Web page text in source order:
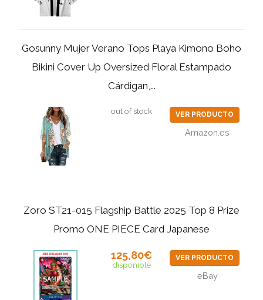
Gosunny Mujer Verano Tops Playa Kimono Boho
Bikini Cover Up Oversized Floral Estampado
Cárdigan,...
out of stock VER PRODUCTO
Amazon.es
Zoro ST21-015 Flagship Battle 2025 Top 8 Prize
Promo ONE PIECE Card Japanese
125,80€
disponible
VER PRODUCTO
eBay